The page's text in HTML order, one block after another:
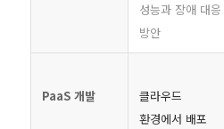
성능과 장애 대응
방안
PaaS 개발
클라우드
환경에서 배포